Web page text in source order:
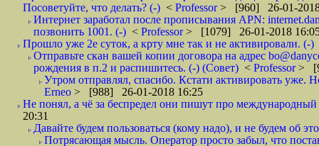
Посоветуйте, что делать? (-) < Professor> [960] 26-01-
Интернет заработал после прописывания APN:
позвонить 1001. (-) < Professor> [1079] 26-01-2018
Прошло уже 2е суток, а крту мне так и не активировали. (-)
Отправьте скан вашей копии договора на адрес
рождения в п.2 и распишитесь. (-) (Совет) < Professor>
Утром отправлял, спасибо. Кстати активировать уже.
Erneo > [988] 26-01-2018 16:25
Не понял, а чё за беспредел они пишут про
20:31
Давайте будем пользоваться (кому надо), и не будем об
Потрясающая мысль. Оператор просто забыл, что